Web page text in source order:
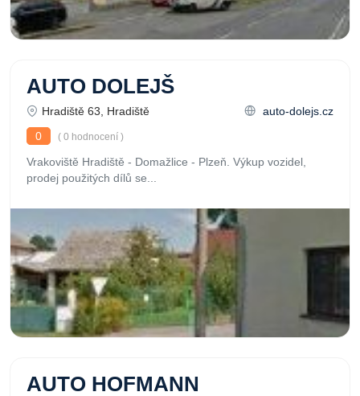
AUTO DOLEJŠ
Hradiště 63, Hradiště
auto-dolejs.cz
0
( 0 hodnocení )
Vrakoviště Hradiště - Domažlice - Plzeň. Výkup vozidel,
prodej použitých dílů se...
AUTO HOFMANN